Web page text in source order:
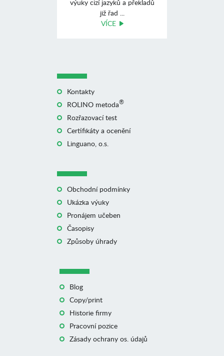
výuky cizí jazyků a překladů
již řad ...
VÍCE
Kontakty
ROLINO metoda®
Rozřazovací test
Certifikáty a ocenění
Linguano, o.s.
Obchodní podmínky
Ukázka výuky
Pronájem učeben
Časopisy
Způsoby úhrady
Blog
Copy/print
Historie firmy
Pracovní pozice
Zásady ochrany os. údajů